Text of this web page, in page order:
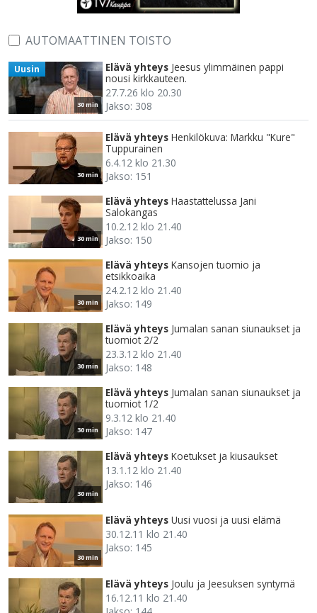
AUTOMAATTINEN TOISTO
30 min
Uusin Elävä yhteys Jeesus ylimmäinen pappi
nousi kirkkauteen.
27.7.26 klo 20.30
Jakso: 308
30 min
Elävä yhteys Henkilökuva: Markku "Kure"
Tuppurainen
6.4.12 klo 21.30
Jakso: 151
30 min
Elävä yhteys Haastattelussa Jani
Salokangas
10.2.12 klo 21.40
Jakso: 150
30 min
Elävä yhteys Kansojen tuomio ja
etsikkoaika
24.2.12 klo 21.40
Jakso: 149
30 min
Elävä yhteys Jumalan sanan siunaukset ja
tuomiot 2/2
23.3.12 klo 21.40
Jakso: 148
30 min
Elävä yhteys Jumalan sanan siunaukset ja
tuomiot 1/2
9.3.12 klo 21.40
Jakso: 147
30 min
Elävä yhteys Koetukset ja kiusaukset
13.1.12 klo 21.40
Jakso: 146
30 min
Elävä yhteys Uusi vuosi ja uusi elämä
30.12.11 klo 21.40
Jakso: 145
Elävä yhteys Joulu ja Jeesuksen syntymä
16.12.11 klo 21.40